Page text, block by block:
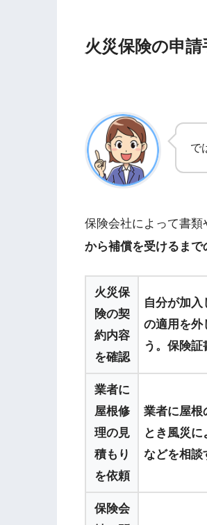
火災保険の申請
で
保険会社によって書類
から補償を受けるまで
火災保
険の契
約内容
を確認
自分が加入
の適用を外
う。保険証
業者に
屋根修
理の見
積もり
を依頼
業者に屋根
とき風災
などを相談
保険会